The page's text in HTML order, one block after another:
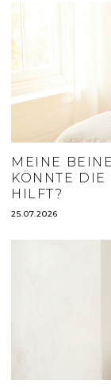
MEINE
KÖNNTE DIE
HILFT?
25.07.2026